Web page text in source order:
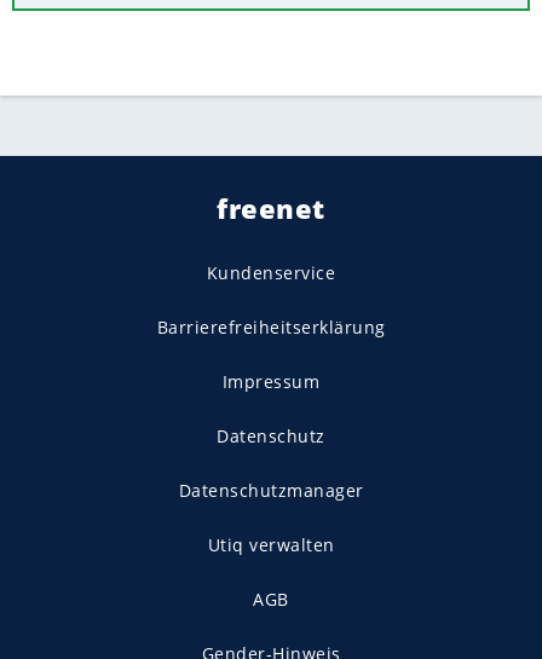
freenet
Kundenservice
Barrierefreiheitserklärung
Impressum
Datenschutz
Datenschutzmanager
Utiq verwalten
AGB
Gender-Hinweis